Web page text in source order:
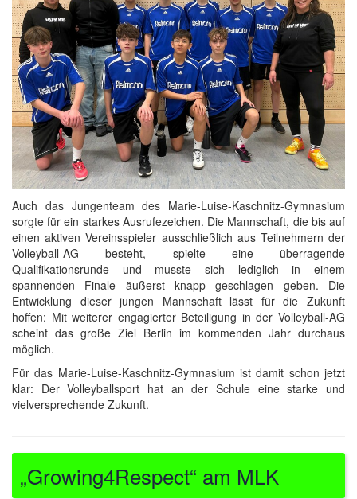
Auch das Jungenteam des Marie-Luise-Kaschnitz-Gymnasium
sorgte für ein starkes Ausrufezeichen. Die Mannschaft, die bis auf
einen aktiven Vereinsspieler ausschließlich aus Teilnehmern der
Volleyball-AG besteht, spielte eine überragende
Qualifikationsrunde und musste sich lediglich in einem
spannenden Finale äußerst knapp geschlagen geben. Die
Entwicklung dieser jungen Mannschaft lässt für die Zukunft
hoffen: Mit weiterer engagierter Beteiligung in der Volleyball-AG
scheint das große Ziel Berlin im kommenden Jahr durchaus
möglich.
Für das Marie-Luise-Kaschnitz-Gymnasium ist damit schon jetzt
klar: Der Volleyballsport hat an der Schule eine starke und
vielversprechende Zukunft.
„Growing4Respect“ am MLK